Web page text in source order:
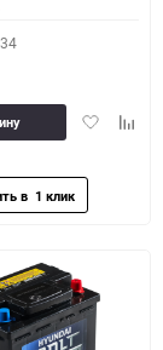
Добавить